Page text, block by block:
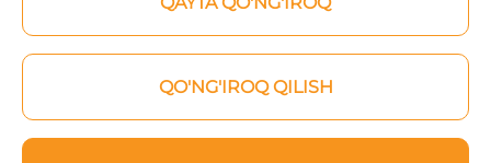
QO'NG'IROQ QILISH